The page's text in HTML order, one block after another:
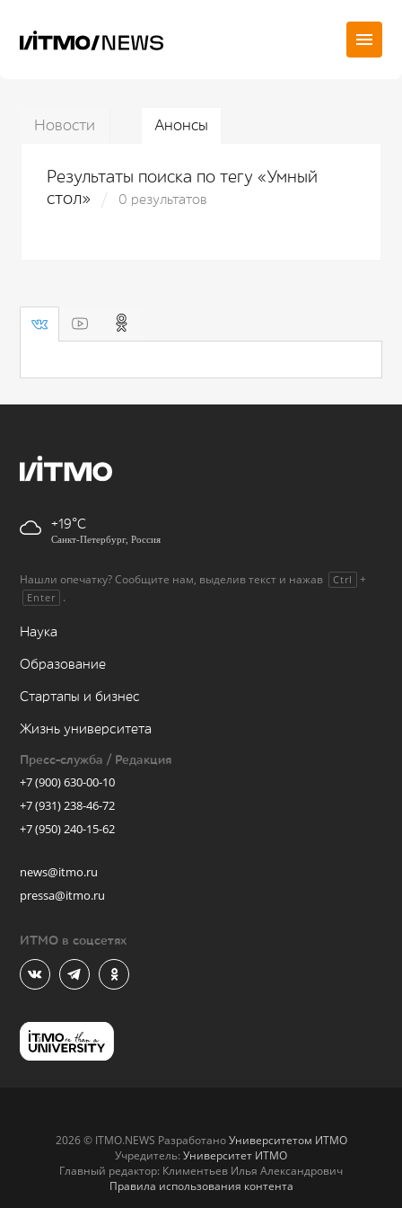
Новости Анонсы
Результаты поиска по тегу «Умный
стол»
0 результатов
+19
Санкт-Петербург, Россия
Нашли опечатку? Сообщите нам, выделив текст и нажав Ctrl +
Enter .
Наука
Образование
Стартапы и бизнес
Жизнь университета
Пресс-служба / Редакция
+7 (900) 630-00-10
+7 (931) 238-46-72
+7 (950) 240-15-62
news@itmo.ru
pressa@itmo.ru
ИТМО в соцсетях
2026 © ITMO.NEWS РазработаноУниверситетом ИТМО
Учредитель: Университет ИТМО
Главный редактор: Климентьев Илья Александрович
Правила использования контента